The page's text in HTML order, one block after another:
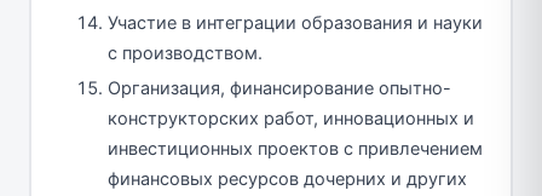
Участие в интеграции образования и науки
с производством.
Организация, финансирование опытно-
конструкторских работ, инновационных и
инвестиционных проектов с привлечением
финансовых ресурсов дочерних и других